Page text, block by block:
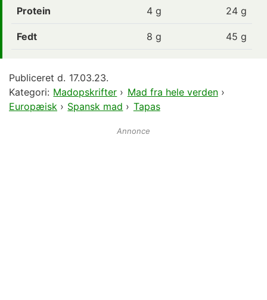
Protein 4 g 24 g
Fedt 8 g 45 g
Publiceret d. 17.03.23.
Kategori: Madopskrifter › Mad fra hele verden›
Europæisk › Spansk mad › Tapas
Annonce